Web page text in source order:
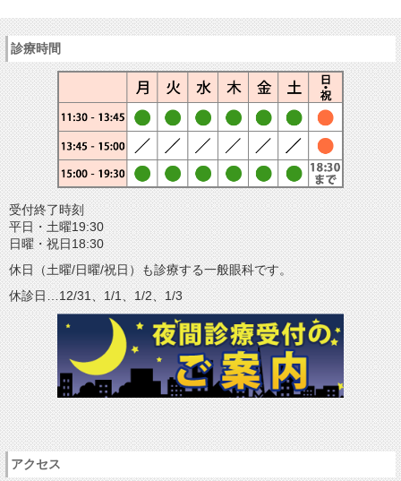
診療時間
受付終了時刻
平日・土曜19:30
日曜・祝日18:30
休日（土曜/日曜/祝日）も診療する一般眼科です。
休診日…12/31、1/1、1/2、1/3
アクセス